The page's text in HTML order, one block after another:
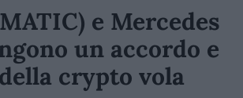
e Mercedes
un accordo e
crypto vola